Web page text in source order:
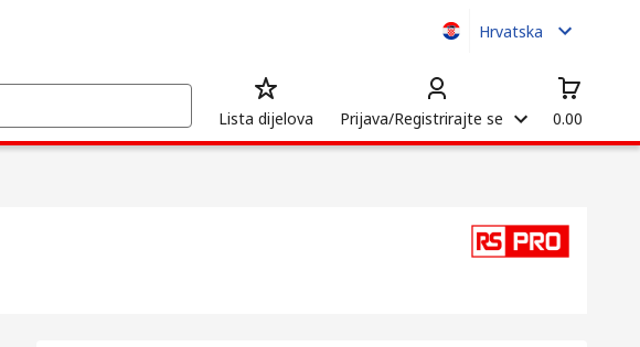
Hrvatska
Lista dijelova Prijava/Registrirajte se 0.00